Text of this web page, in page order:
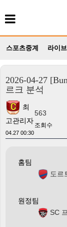
스포츠중계 라이
2026-04-27
르크 분석
최
고관리자
04.27 00:30
563
조회수
홈팀
도르
원정팀
SC